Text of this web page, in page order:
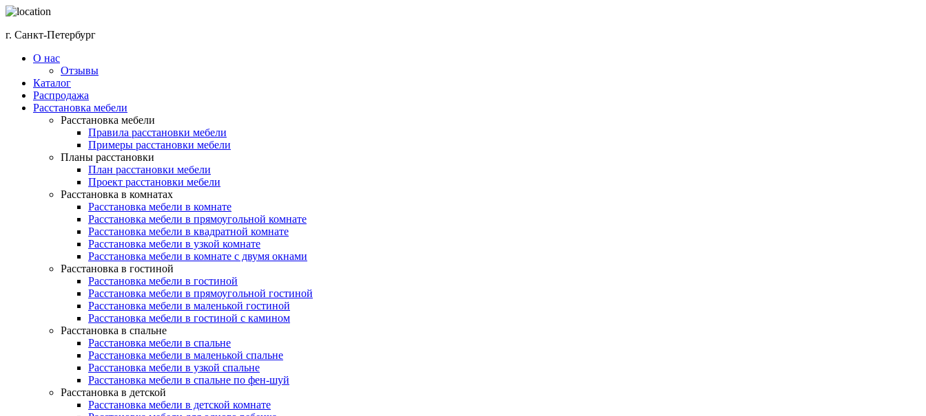
г. Санкт-Петербург
О нас
Отзывы
Каталог
Распродажа
Расстановка мебели
Расстановка мебели
Правила расстановки мебели
Примеры расстановки мебели
Планы расстановки
План расстановки мебели
Проект расстановки мебели
Расстановка в комнатах
Расстановка мебели в комнате
Расстановка мебели в прямоугольной комнате
Расстановка мебели в квадратной комнате
Расстановка мебели в узкой комнате
Расстановка мебели в комнате с двумя окнами
Расстановка в гостиной
Расстановка мебели в гостиной
Расстановка мебели в прямоугольной гостиной
Расстановка мебели в маленькой гостиной
Расстановка мебели в гостиной с камином
Расстановка в спальне
Расстановка мебели в спальне
Расстановка мебели в маленькой спальне
Расстановка мебели в узкой спальне
Расстановка мебели в спальне по фен-шуй
Расстановка в детской
Расстановка мебели в детской комнате